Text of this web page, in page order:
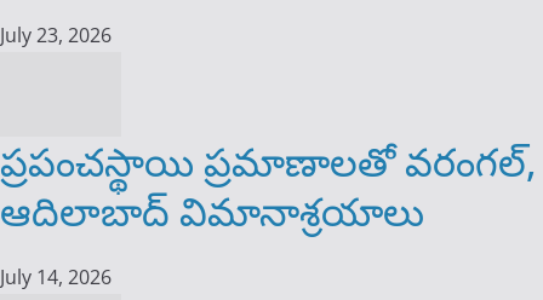
July 23, 2026
ప్రపంచస్థాయి ప్రమాణాలతో వరంగల్,
ఆదిలాబాద్ విమానాశ్రయాలు
July 14, 2026